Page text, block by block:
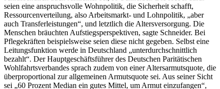
seien eine anspruchsvolle Wohnpolitik, die Sicherheit schafft,
Ressourcenverteilung, also Arbeitsmarkt- und Lohnpolitik, „aber
auch Transferleistungen“, und letztlich die Altersversorgung. Die
Menschen bräuchten Aufstiegsperspektiven, sagte Schneider. Bei
Pflegekräften beispielsweise seien diese nicht gegeben. Selbst eine
Leitungsfunktion werde in Deutschland „unterdurchschnittlich
bezahlt“. Der Hauptgeschäftsführer des Deutschen Paritätischen
Wohlfahrtsverbandes sprach zudem von einer Altersarmutsquote, die
überproportional zur allgemeinen Armutsquote sei. Aus seiner Sicht
sei „60 Prozent Median ein gutes Mittel, um Armut einzufangen“,